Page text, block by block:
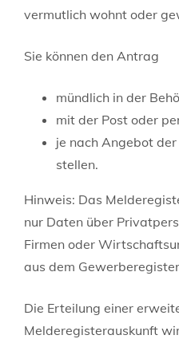
vermutlich wohnt oder
Sie können den Antrag
mündlich in der
mit der Post oder
je nach Angebot
stellen.
Hinweis: Das
nur Daten über
Firmen oder
aus dem
Die Erteilung einer
Melderegisterauskunft